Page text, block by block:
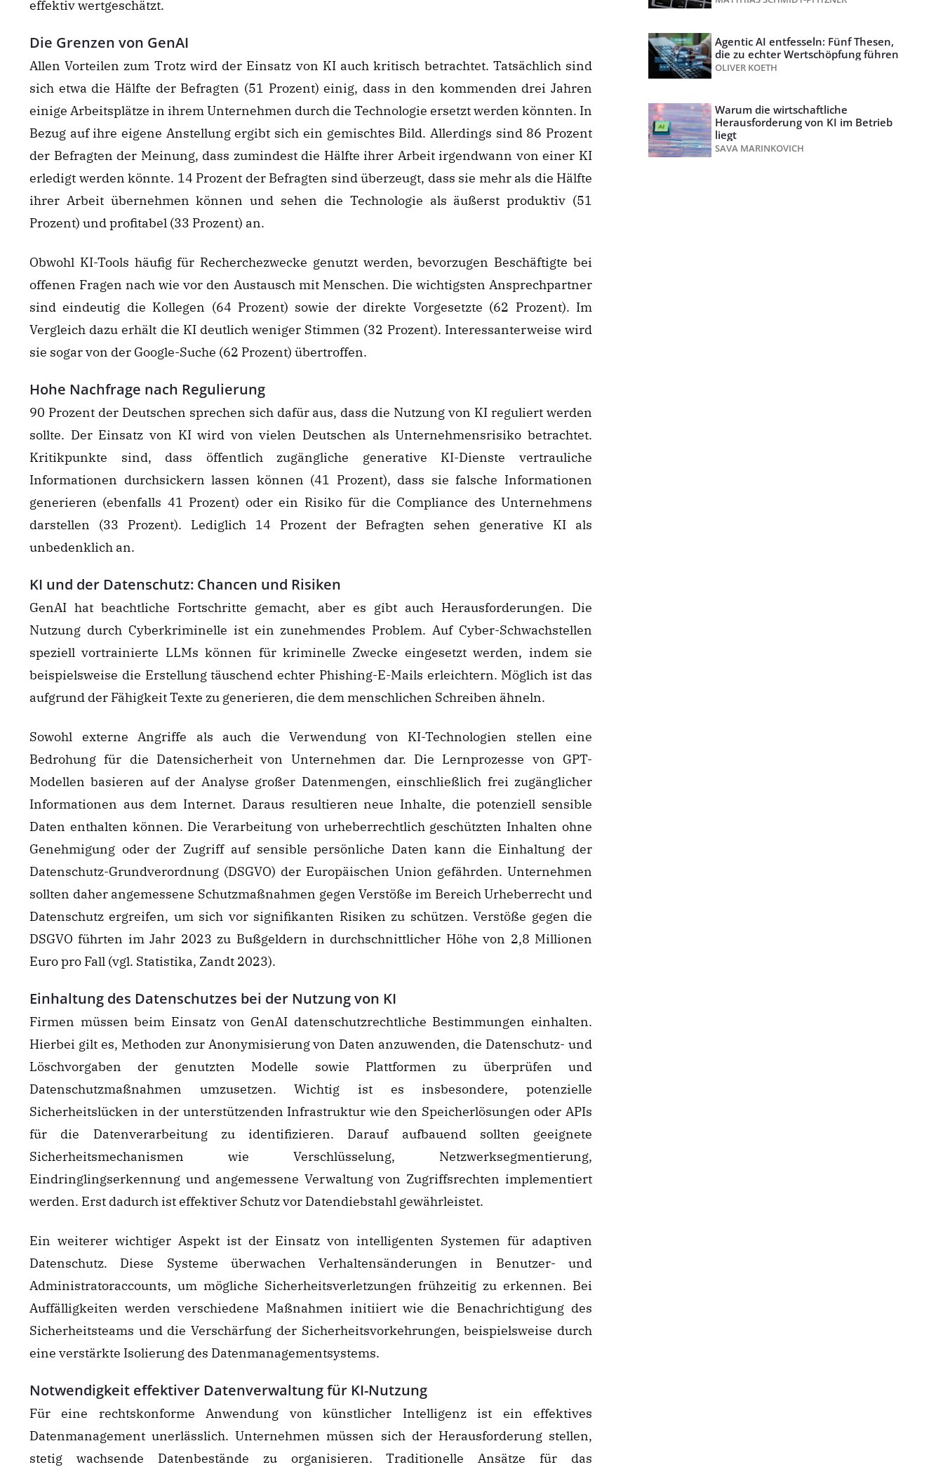
effektiv wertgeschätzt.
Die Grenzen von GenAI
Allen Vorteilen zum Trotz wird der Einsatz von KI auch kritisch betrachtet. Tatsächlich sind
sich etwa die Hälfte der Befragten (51 Prozent) einig, dass in den kommenden drei Jahren
einige Arbeitsplätze in ihrem Unternehmen durch die Technologie ersetzt werden könnten. In
Bezug auf ihre eigene Anstellung ergibt sich ein gemischtes Bild. Allerdings sind 86 Prozent
der Befragten der Meinung, dass zumindest die Hälfte ihrer Arbeit irgendwann von einer KI
erledigt werden könnte. 14 Prozent der Befragten sind überzeugt, dass sie mehr als die Hälfte
ihrer Arbeit übernehmen können und sehen die Technologie als äußerst produktiv (51
Prozent) und profitabel (33 Prozent) an.
Obwohl KI-Tools häufig für Recherchezwecke genutzt werden, bevorzugen Beschäftigte bei
offenen Fragen nach wie vor den Austausch mit Menschen. Die wichtigsten Ansprechpartner
sind eindeutig die Kollegen (64 Prozent) sowie der direkte Vorgesetzte (62 Prozent). Im
Vergleich dazu erhält die KI deutlich weniger Stimmen (32 Prozent). Interessanterweise wird
sie sogar von der Google-Suche (62 Prozent) übertroffen.
Hohe Nachfrage nach Regulierung
90 Prozent der Deutschen sprechen sich dafür aus, dass die Nutzung von KI reguliert werden
sollte. Der Einsatz von KI wird von vielen Deutschen als Unternehmensrisiko betrachtet.
Kritikpunkte sind, dass öffentlich zugängliche generative KI-Dienste vertrauliche
Informationen durchsickern lassen können (41 Prozent), dass sie falsche Informationen
generieren (ebenfalls 41 Prozent) oder ein Risiko für die Compliance des Unternehmens
darstellen (33 Prozent). Lediglich 14 Prozent der Befragten sehen generative KI als
unbedenklich an.
KI und der Datenschutz: Chancen und Risiken
GenAI hat beachtliche Fortschritte gemacht, aber es gibt auch Herausforderungen. Die
Nutzung durch Cyberkriminelle ist ein zunehmendes Problem. Auf Cyber-Schwachstellen
speziell vortrainierte LLMs können für kriminelle Zwecke eingesetzt werden, indem sie
beispielsweise die Erstellung täuschend echter Phishing-E-Mails erleichtern. Möglich ist das
aufgrund der Fähigkeit Texte zu generieren, die dem menschlichen Schreiben ähneln.
Sowohl externe Angriffe als auch die Verwendung von KI-Technologien stellen eine
Bedrohung für die Datensicherheit von Unternehmen dar. Die Lernprozesse von GPT-
Modellen basieren auf der Analyse großer Datenmengen, einschließlich frei zugänglicher
Informationen aus dem Internet. Daraus resultieren neue Inhalte, die potenziell sensible
Daten enthalten können. Die Verarbeitung von urheberrechtlich geschützten Inhalten ohne
Genehmigung oder der Zugriff auf sensible persönliche Daten kann die Einhaltung der
Datenschutz-Grundverordnung (DSGVO) der Europäischen Union gefährden. Unternehmen
sollten daher angemessene Schutzmaßnahmen gegen Verstöße im Bereich Urheberrecht und
Datenschutz ergreifen, um sich vor signifikanten Risiken zu schützen. Verstöße gegen die
DSGVO führten im Jahr 2023 zu Bußgeldern in durchschnittlicher Höhe von 2,8 Millionen
Euro pro Fall (vgl. Statistika, Zandt 2023).
Einhaltung des Datenschutzes bei der Nutzung von KI
Firmen müssen beim Einsatz von GenAI datenschutzrechtliche Bestimmungen einhalten.
Hierbei gilt es, Methoden zur Anonymisierung von Daten anzuwenden, die Datenschutz- und
Löschvorgaben der genutzten Modelle sowie Plattformen zu überprüfen und
Datenschutzmaßnahmen umzusetzen. Wichtig ist es insbesondere, potenzielle
Sicherheitslücken in der unterstützenden Infrastruktur wie den Speicherlösungen oder APIs
für die Datenverarbeitung zu identifizieren. Darauf aufbauend sollten geeignete
Sicherheitsmechanismen wie Verschlüsselung, Netzwerksegmentierung,
Eindringlingserkennung und angemessene Verwaltung von Zugriffsrechten implementiert
werden. Erst dadurch ist effektiver Schutz vor Datendiebstahl gewährleistet.
Ein weiterer wichtiger Aspekt ist der Einsatz von intelligenten Systemen für adaptiven
Datenschutz. Diese Systeme überwachen Verhaltensänderungen in Benutzer- und
Administratoraccounts, um mögliche Sicherheitsverletzungen frühzeitig zu erkennen. Bei
Auffälligkeiten werden verschiedene Maßnahmen initiiert wie die Benachrichtigung des
Sicherheitsteams und die Verschärfung der Sicherheitsvorkehrungen, beispielsweise durch
eine verstärkte Isolierung des Datenmanagementsystems.
Notwendigkeit effektiver Datenverwaltung für KI-Nutzung
Für eine rechtskonforme Anwendung von künstlicher Intelligenz ist ein effektives
Datenmanagement unerlässlich. Unternehmen müssen sich der Herausforderung stellen,
stetig wachsende Datenbestände zu organisieren. Traditionelle Ansätze für das
Agentic AI entfesseln: Fünf Thesen,
die zu echter Wertschöpfung führen
OLIVER KOETH
Warum die wirtschaftliche
Herausforderung von KI im Betrieb
liegt
SAVA MARINKOVICH